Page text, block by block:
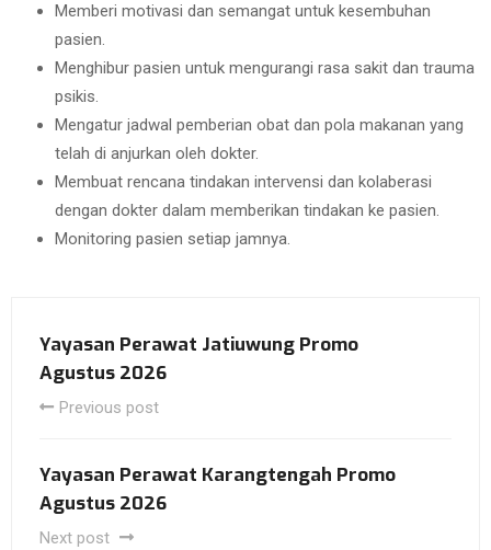
Memberi motivasi dan semangat untuk kesembuhan
pasien.
Menghibur pasien untuk mengurangi rasa sakit dan trauma
psikis.
Mengatur jadwal pemberian obat dan pola makanan yang
telah di anjurkan oleh dokter.
Membuat rencana tindakan intervensi dan kolaberasi
dengan dokter dalam memberikan tindakan ke pasien.
Monitoring pasien setiap jamnya.
Yayasan Perawat Jatiuwung Promo
Agustus 2026
Previous post
Yayasan Perawat Karangtengah Promo
Agustus 2026
Next post